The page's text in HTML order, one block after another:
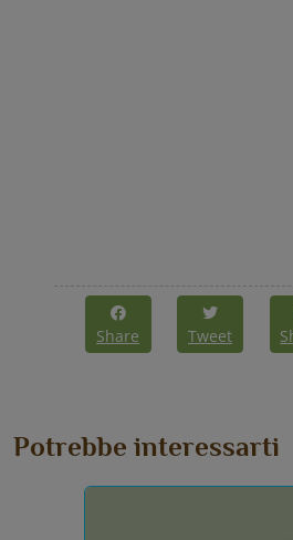
Share Tweet
Potrebbe interessarti